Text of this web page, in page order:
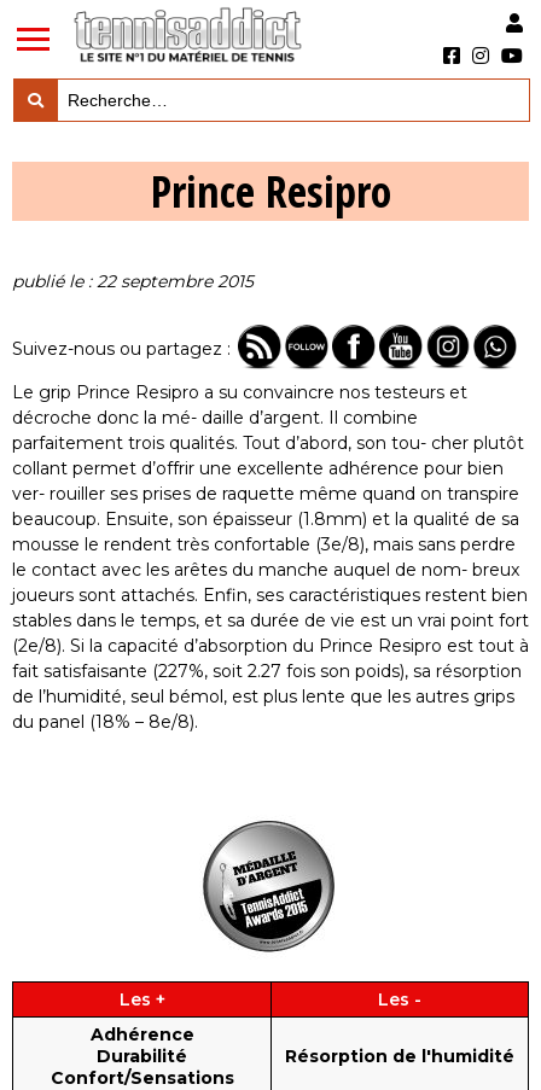
LES ACTUS MARQUES & PRODUITS
LES GUIDES DU MATERIEL
Prince Resipro
publié le : 22 septembre 2015
Suivez-nous ou partagez :
Le grip Prince Resipro a su convaincre nos testeurs et
décroche donc la mé- daille d’argent. Il combine
parfaitement trois qualités. Tout d’abord, son tou- cher plutôt
collant permet d’offrir une excellente adhérence pour bien
ver- rouiller ses prises de raquette même quand on transpire
beaucoup. Ensuite, son épaisseur (1.8mm) et la qualité de sa
mousse le rendent très confortable (3e/8), mais sans perdre
le contact avec les arêtes du manche auquel de nom- breux
joueurs sont attachés. Enfin, ses caractéristiques restent bien
stables dans le temps, et sa durée de vie est un vrai point fort
(2e/8). Si la capacité d’absorption du Prince Resipro est tout à
fait satisfaisante (227%, soit 2.27 fois son poids), sa résorption
de l’humidité, seul bémol, est plus lente que les autres grips
du panel (18% – 8e/8).
Les +
Les -
Adhérence
Durabilité
Confort/Sensations
Résorption de l'humidité